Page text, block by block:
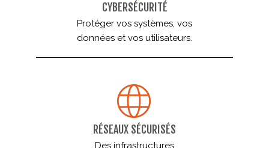
CYBERSÉCURITÉ
Protéger vos systèmes, vos
données et vos utilisateurs.
RÉSEAUX SÉCURISÉS
Des infrastructures